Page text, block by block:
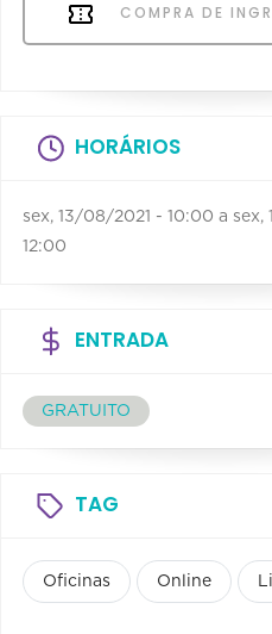
COMPRA DE
HORÁRIOS
sex, 13/08/2021 - 10:00 a sex,
12:00
ENTRADA
GRATUITO
TAG
Oficinas Online